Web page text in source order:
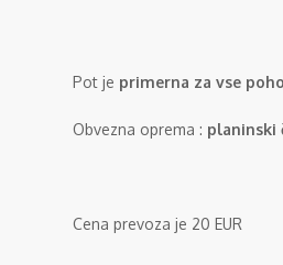
Pot je primerna za vse
Obvezna oprema : planinski
Cena prevoza je 20 EUR